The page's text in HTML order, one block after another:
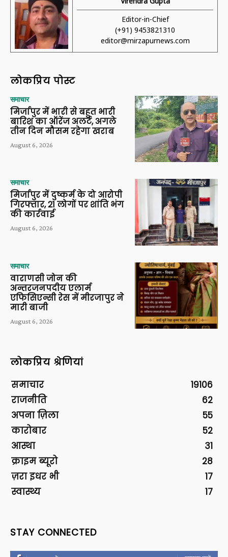
Editor-in-Chief
(+91) 9453821310
editor@mirzapurnews.com
लोकप्रिय पोस्ट
समाचार
मिर्जापुर में भारी से बहुत भारी
बारिश का ऑरेंज अलर्ट, अगले
तीन दिन मौसम रहेगा खराब
August 6, 2026
समाचार
मिर्जापुर में दुष्कर्म के दो आरोपी
गिरफ्तार, 21 लोगों पर शांति भंग
की कार्रवाई
August 6, 2026
समाचार
वाराणसी जोन की
अन्तरजनपदीय एलार्म
एफिसिएन्सी रेस में मीरजापुर ने
मारी बाजी
August 6, 2026
लोकप्रिय श्रेणियां
समाचार
19106
राजनीति
62
अपना ज़िला
55
कारोबार
52
आस्था
31
क्राइम ब्यूरो
28
ज़रा इधर भी
17
स्वास्थ्य
17
STAY CONNECTED